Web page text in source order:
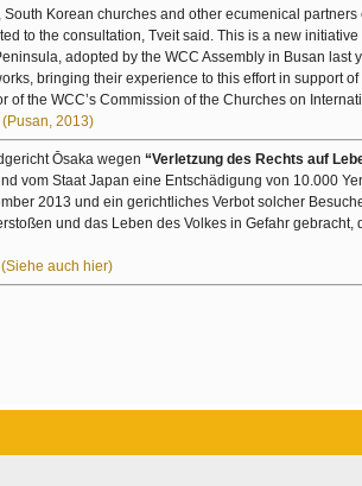
Korean churches and other ecumenical partners
to the consultation, Tveit said. This is a new
adopted by the WCC Assembly in Busan last
bringing their experience to this effort in support
the WCC’s Commission of the Churches on
2013)
Ōsaka wegen “Verletzung des Rechts auf
vom Staat Japan eine Entschädigung von 10.000
2013 und ein gerichtliches Verbot solcher
und das Leben des Volkes in Gefahr gebracht,
(Siehe auch hier)